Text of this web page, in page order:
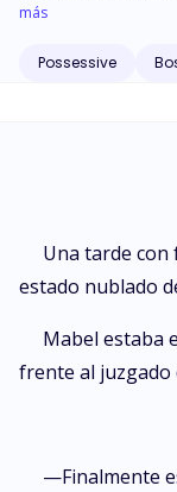
una aventura con su secretaria
Robert le ocurrió un accidente
ambas familias,
encuentra una
entre un pasado olvidado y un
más
Possessive
Una tarde con
estado nublado
Mabel estaba
frente al juzgado
—Finalmente